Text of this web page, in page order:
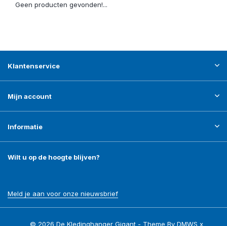
Geen producten gevonden!...
Klantenservice
Mijn account
Informatie
Wilt u op de hoogte blijven?
Meld je aan voor onze nieuwsbrief
© 2026 De Kledinghanger Gigant - Theme ByDMWS x